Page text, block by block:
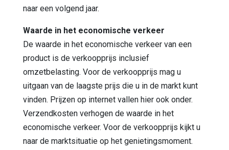
naar een volgend jaar.
Waarde in het economische verkeer
De waarde in het economische verkeer van een
product is de verkoopprijs inclusief
omzetbelasting. Voor de verkoopprijs mag u
uitgaan van de laagste prijs die u in de markt kunt
vinden. Prijzen op internet vallen hier ook onder.
Verzendkosten verhogen de waarde in het
economische verkeer. Voor de verkoopprijs kijkt u
naar de marktsituatie op het genietingsmoment.